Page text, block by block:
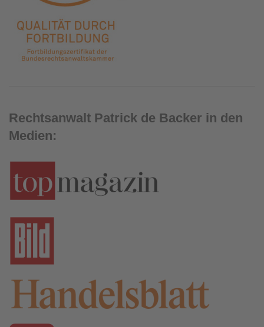
Rechtsanwalt Patrick de Backer in den
Medien: